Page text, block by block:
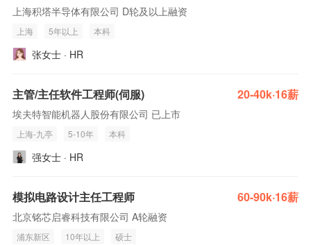
上海积塔半导体有限公司 D轮及以上融资
上海 5年以上 本科
张女士 · HR
主管/主任软件工程师(伺服) 20-40k·16薪
埃夫特智能机器人股份有限公司 已上市
上海-九亭 5-10年 本科
强女士 · HR
模拟电路设计主任工程师 60-90k·16薪
北京铭芯启睿科技有限公司 A轮融资
浦东新区 10年以上 硕士